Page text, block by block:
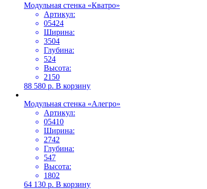
Модульная стенка «Кватро»
Артикул:
05424
Ширина:
3504
Глубина:
524
Высота:
2150
88 580 р. В корзину
Модульная стенка «Алегро»
Артикул:
05410
Ширина:
2742
Глубина:
547
Высота:
1802
64 130 р. В корзину